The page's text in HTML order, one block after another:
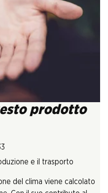
prodotto
e il trasporto
del clima viene calcolato